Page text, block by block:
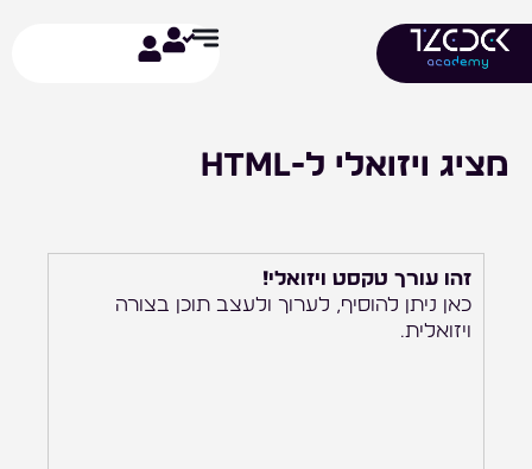
דילוג
לתוכן
מציג ויזואלי ל-html
זהו עורך טקסט ויזואלי!
ויזואלית.